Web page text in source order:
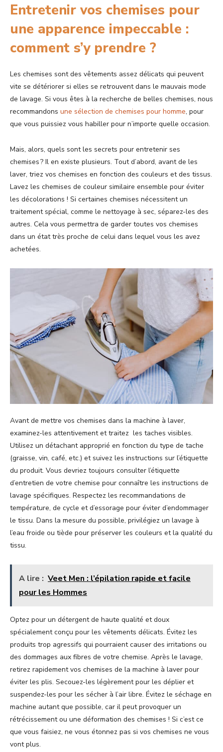
Entretenir vos chemises pour
une apparence impeccable :
comment s’y prendre ?
Les chemises sont des vêtements assez délicats qui peuvent
vite se détériorer si elles se retrouvent dans le mauvais mode
de lavage. Si vous êtes à la recherche de belles chemises, nous
recommandons une sélection de chemises pour homme, pour
que vous puissiez vous habiller pour n’importe quelle occasion.
Mais, alors, quels sont les secrets pour entretenir ses
chemises ? Il en existe plusieurs. Tout d’abord, avant de les
laver, triez vos chemises en fonction des couleurs et des tissus.
Lavez les chemises de couleur similaire ensemble pour éviter
les décolorations ! Si certaines chemises nécessitent un
traitement spécial, comme le nettoyage à sec, séparez-les des
autres. Cela vous permettra de garder toutes vos chemises
dans un état très proche de celui dans lequel vous les avez
achetées.
Avant de mettre vos chemises dans la machine à laver,
examinez-les attentivement et traitez les taches visibles.
Utilisez un détachant approprié en fonction du type de tache
(graisse, vin, café, etc.) et suivez les instructions sur l’étiquette
du produit. Vous devriez toujours consulter l’étiquette
d’entretien de votre chemise pour connaître les instructions de
lavage spécifiques. Respectez les recommandations de
température, de cycle et d’essorage pour éviter d’endommager
le tissu. Dans la mesure du possible, privilégiez un lavage à
l’eau froide ou tiède pour préserver les couleurs et la qualité du
tissu.
A lire : Veet Men : l’épilation rapide et facile
pour les Hommes
Optez pour un détergent de haute qualité et doux
spécialement conçu pour les vêtements délicats. Évitez les
produits trop agressifs qui pourraient causer des irritations ou
des dommages aux fibres de votre chemise. Après le lavage,
retirez rapidement vos chemises de la machine à laver pour
éviter les plis. Secouez-les légèrement pour les déplier et
suspendez-les pour les sécher à l’air libre. Évitez le séchage en
machine autant que possible, car il peut provoquer un
rétrécissement ou une déformation des chemises ! Si c’est ce
que vous faisiez, ne vous étonnez pas si vos chemises ne vous
vont plus.